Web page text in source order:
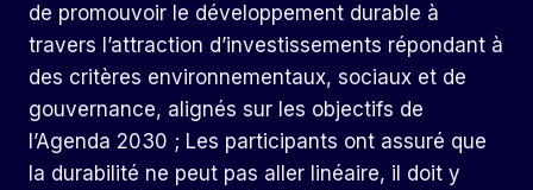
de promouvoir le développement durable à
travers l’attraction d’investissements répondant à
des critères environnementaux, sociaux et de
gouvernance, alignés sur les objectifs de
l’Agenda 2030 ; Les participants ont assuré que
la durabilité ne peut pas aller linéaire, il doit y